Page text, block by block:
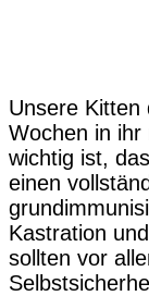
Unsere Kitten
Wochen in ihr
wichtig ist,
einen
Kastration
sollten vor